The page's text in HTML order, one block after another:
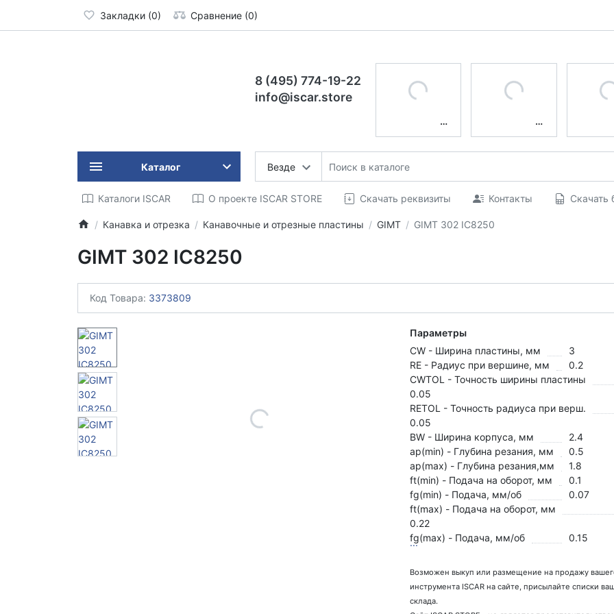
Закладки (0) Сравнение (0)
8 (495) 774-19-22
info@iscar.store
Везде
Каталог
Каталоги ISCAR О проекте ISCAR STORE Скачать реквизиты Контакты Скачать
Канавка и отрезка Канавочные и отрезные пластины GIMT GIMT 302 IC8250
GIMT 302 IC8250
Код Товара: 3373809
Параметры
CW - Ширина пластины, мм
3
RE - Радиус при вершине, мм
0.2
CWTOL - Точность ширины пластины
0.05
RETOL - Точность радиуса при верш.
0.05
BW - Ширина корпуса, мм
2.4
ap(min) - Глубина резания, мм
0.5
ap(max) - Глубина резания,мм
1.8
ft(min) - Подача на оборот, мм
0.1
fg(min) - Подача, мм/об
0.07
ft(max) - Подача на оборот, мм
0.22
fg(max) - Подача, мм/об
0.15
...
Возможен выкуп или размещение на продажу
инструмента ISCAR на сайте, присылайте списки
склада.